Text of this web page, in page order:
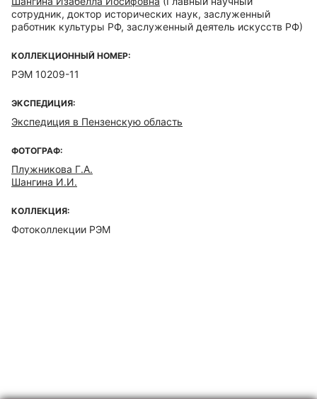
сотрудник, доктор исторических наук, заслуженный
работник культуры РФ, заслуженный деятель искусств РФ)
КОЛЛЕКЦИОННЫЙ НОМЕР:
РЭМ 10209-11
ЭКСПЕДИЦИЯ:
Экспедиция в Пензенскую область
ФОТОГРАФ:
Плужникова Г.А.
Шангина И.И.
КОЛЛЕКЦИЯ:
Фотоколлекции РЭМ